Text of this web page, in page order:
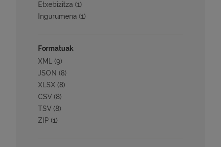
Etxebizitza (1)
Ingurumena (1)
Formatuak
XML (9)
JSON (8)
XLSX (8)
CSV (8)
TSV (8)
ZIP (1)